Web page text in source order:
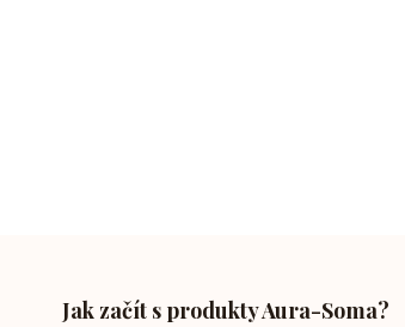
Jak začít s produkty Aura-Soma?